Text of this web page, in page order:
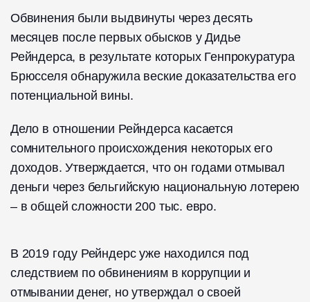
Обвинения были выдвинуты через десять
месяцев после первых обысков у Дидье
Рейндерса, в результате которых Генпрокуратура
Брюсселя обнаружила веские доказательства его
потенциальной вины.
Дело в отношении Рейндерса касается
сомнительного происхождения некоторых его
доходов. Утверждается, что он годами отмывал
деньги через бельгийскую национальную лотерею
– в общей сложности 200 тыс. евро.
В 2019 году Рейндерс уже находился под
следствием по обвинениям в коррупции и
отмывании денег, но утверждал о своей